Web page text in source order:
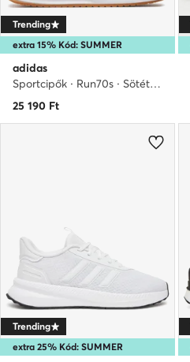
extra 15% Kód: SUMMER
Trending
adidas
Sportcipők · Run70s · Sötétkék
25 190 Ft
extra 25% Kód: SUMMER
Trending